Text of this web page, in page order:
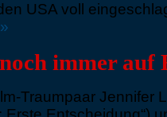
USA voll
»
immer auf
Traumpaar Jennifer